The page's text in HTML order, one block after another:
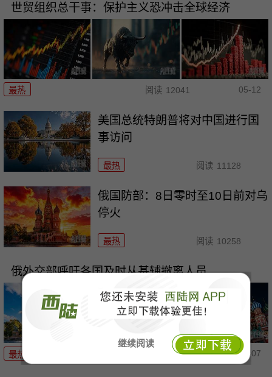
继续阅读
世贸组织总干事：保护主义恐冲击全球经济
最热 阅读 12041 05-12
美国总统特朗普将对中国进行国
事访问
最热 阅读 11128
俄国防部：8日零时至10日前对乌
停火
最热 阅读 10258
俄外交部呼吁各国及时从基辅撤离人员
最热 11042 05-07